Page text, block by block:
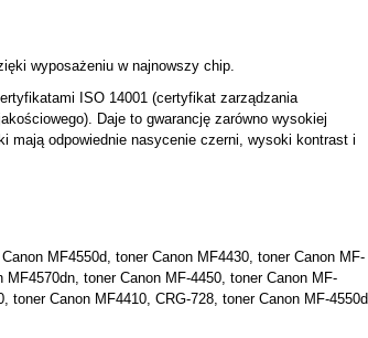
wyposażeniu w najnowszy chip.
ISO 14001 (certyfikat zarządzania
Daje to gwarancję zarówno wysokiej
mają odpowiednie nasycenie czerni, wysoki kontrast i
MF4550d, toner Canon MF4430, toner Canon MF-
toner Canon MF-4450, toner Canon MF-
toner Canon MF4410, CRG-728, toner Canon MF-4550d